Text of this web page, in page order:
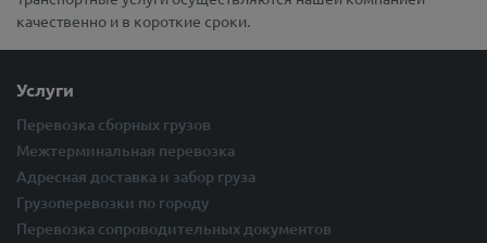
качественно и в короткие сроки.
Услуги
Перевозка сборных грузов
Межтерминальная перевозка
Адресная доставка и забор груза
Грузоперевозки по городу
Перевозка сопроводительных документов